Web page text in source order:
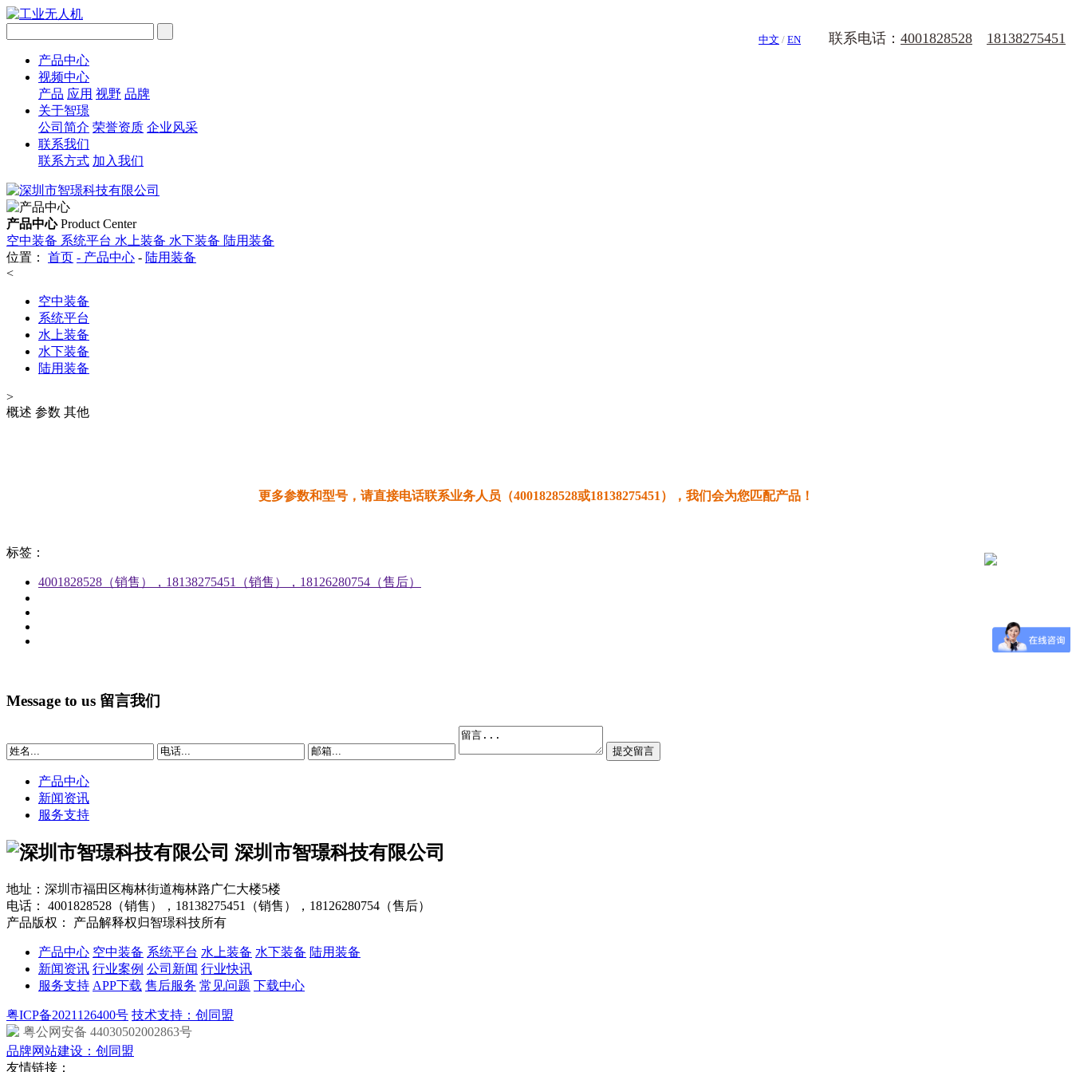
中文 / EN 联系电话： 4001828528 18138275451
产品中心
视频中心
产品 应用 视野 品牌
关于智璟
公司简介 荣誉资质 企业风采
联系我们
联系方式 加入我们
产品中心 Product Center
空中装备 系统平台 水上装备 水下装备 陆用装备
位置：
首页 - 产品中心 - 陆用装备
<
空中装备
系统平台
水上装备
水下装备
陆用装备
>
概述 参数 其他
更多参数和型号，请直接电话联系业务人员（4001828528或18138275451），我们会为您匹配产品！
标签：
4001828528（销售），18138275451（销售），18126280754（售后）
Message to us 留言我们
产品中心
新闻资讯
服务支持
深圳市智璟科技有限公司
地址：深圳市福田区梅林街道梅林路广仁大楼5楼
电话： 4001828528（销售），18138275451（销售），18126280754（售后）
产品版权： 产品解释权归智璟科技所有
产品中心 空中装备 系统平台 水上装备 水下装备 陆用装备
新闻资讯 行业案例 公司新闻 行业快讯
服务支持 APP下载 售后服务 常见问题 下载中心
粤ICP备2021126400号 技术支持：创同盟
粤公网安备 44030502002863号
品牌网站建设：创同盟
友情链接：